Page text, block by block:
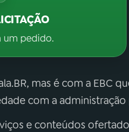
um pedido.
mas é com a EBC
com a
e conteúdos